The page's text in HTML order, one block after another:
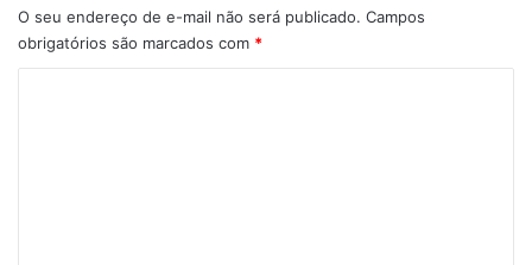
O seu endereço de e-mail não será publicado. Campos
obrigatórios são marcados com *